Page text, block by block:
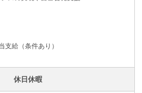
支給（条件あり）
休日休暇